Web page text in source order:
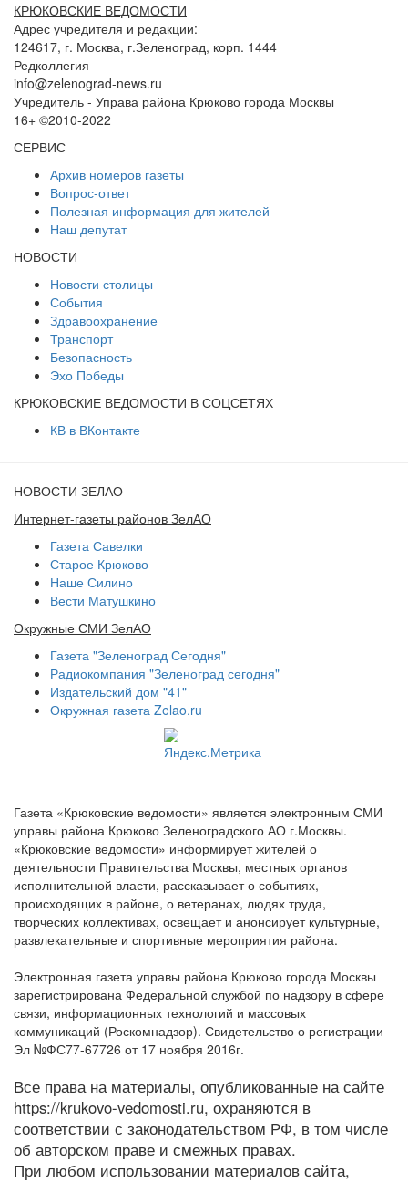
КРЮКОВСКИЕ ВЕДОМОСТИ
Адрес учредителя и редакции:
124617, г. Москва, г.Зеленоград, корп. 1444
Редколлегия
info@zelenograd-news.ru
Учредитель - Управа района Крюково города Москвы
16+ ©2010-2022
СЕРВИС
Архив номеров газеты
Вопрос-ответ
Полезная информация для жителей
Наш депутат
НОВОСТИ
Новости столицы
События
Здравоохранение
Транспорт
Безопасность
Эхо Победы
КРЮКОВСКИЕ ВЕДОМОСТИ В СОЦСЕТЯХ
КВ в ВКонтакте
НОВОСТИ ЗЕЛАО
Интернет-газеты районов ЗелАО
Газета Савелки
Старое Крюково
Наше Силино
Вести Матушкино
Окружные СМИ ЗелАО
Газета "Зеленоград Сегодня"
Радиокомпания "Зеленоград сегодня"
Издательский дом "41"
Окружная газета Zelao.ru
Газета «Крюковские ведомости» является электронным СМИ
управы района Крюково Зеленоградского АО г.Москвы.
«Крюковские ведомости» информирует жителей о
деятельности Правительства Москвы, местных органов
исполнительной власти, рассказывает о событиях,
происходящих в районе, о ветеранах, людях труда,
творческих коллективах, освещает и анонсирует культурные,
развлекательные и спортивные мероприятия района.
Электронная газета управы района Крюково города Москвы
зарегистрирована Федеральной службой по надзору в сфере
связи, информационных технологий и массовых
коммуникаций (Роскомнадзор). Свидетельство о регистрации
Эл №ФС77-67726 от 17 ноября 2016г.
Все права на материалы, опубликованные на сайте
https://krukovo-vedomosti.ru, охраняются в
соответствии с законодательством РФ, в том числе
об авторском праве и смежных правах.
При любом использовании материалов сайта,